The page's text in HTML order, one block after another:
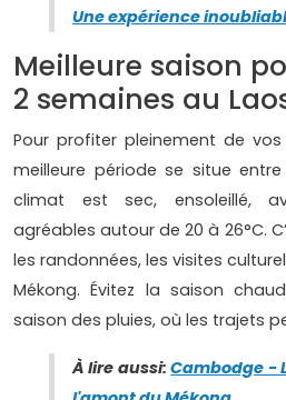
Une expérience
Meilleure saison
2 semaines au
Pour profiter pleinement de
meilleure période se situe
climat est sec, ensoleillé,
agréables autour de 20 à 26°C.
les randonnées, les visites
Mékong. Évitez la saison
saison des pluies, où les trajets
À lire aussi:Cambodge -